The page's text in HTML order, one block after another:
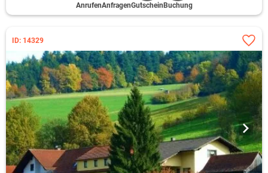
AnrufenAnfragenGutschein Buchung
ID: 14329